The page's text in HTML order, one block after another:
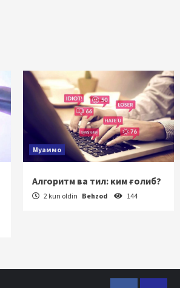
Муаммо
Алгоритм ва тил: ким ғолиб?
2 kun oldin Behzod 144